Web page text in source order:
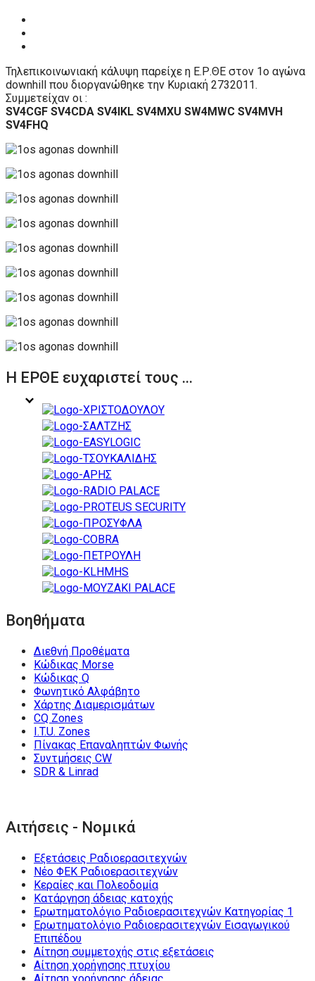
Τηλεπικοινωνιακή κάλυψη παρείχε η Ε.Ρ.ΘΕ στον 1ο αγώνα
downhill που διοργανώθηκε την Κυριακή 2732011.
Συμμετείχαν οι :
SV4CGF SV4CDA SV4IKL SV4MXU SW4MWC SV4MVH
SV4FHQ
Η ΕΡΘΕ ευχαριστεί τους ...
Βοηθήματα
Διεθνή Προθέματα
Κώδικας Morse
Κώδικας Q
Φωνητικό Αλφάβητο
Χάρτης Διαμερισμάτων
CQ Zones
I.T.U. Zones
Πίνακας Επαναληπτών Φωνής
Συντμήσεις CW
SDR & Linrad
Αιτήσεις - Νομικά
Εξετάσεις Ραδιοερασιτεχνών
Νέο ΦΕΚ Ραδιοερασιτεχνών
Κεραίες και Πολεοδομία
Κατάργηση άδειας κατοχής
Ερωτηματολόγιο Ραδιοερασιτεχνών Κατηγορίας 1
Ερωτηματολόγιο Ραδιοερασιτεχνών Εισαγωγικού
Επιπέδου
Αίτηση συμμετοχής στις εξετάσεις
Αίτηση χορήγησης πτυχίου